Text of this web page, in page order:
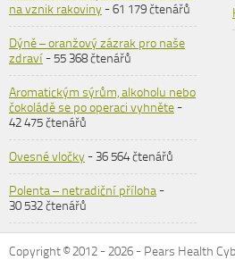
na vznik rakoviny- 61 179 čtenářů
Dýně – oranžový zázrak pro naše
zdraví- 55 368 čtenářů
Aromatickým sýrům, alkoholu nebo
čokoládě se po operaci vyhněte-
42 475 čtenářů
Ovesné vločky- 36 564 čtenářů
Polenta – netradiční příloha-
30 532 čtenářů
Copyright © 2012 -2026 - Pears Health